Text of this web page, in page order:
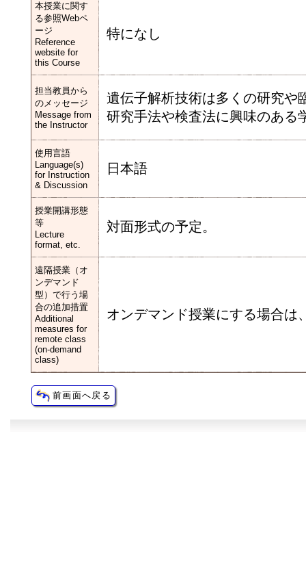
本授業に関す
る参照Webペ
ージ
Reference
website for
this Course
特になし
担当教員から
のメッセージ
Message from
the Instructor
遺伝子解析技術は多くの研究や
研究手法や検査法に興味のある
使用言語
Language(s)
for Instruction
& Discussion
日本語
授業開講形態
等
Lecture
format, etc.
対面形式の予定。
遠隔授業（オ
ンデマンド
型）で行う場
合の追加措置
Additional
measures for
remote class
(on-demand
class)
オンデマンド授業にする場合は